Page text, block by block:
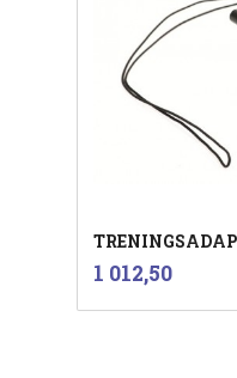
Pris
1 012,50mva.